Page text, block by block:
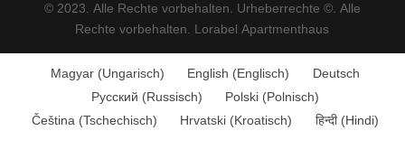
© 2023. Alle Rechte vorbehalten. Urheberrechte ©. Alle
Rechte vorbehalten. Lorabel Apartmenthaus
Magyar(Ungarisch) English (Englisch)
Deutsch
Русский (Russisch) Polski (Polnisch)
Čeština(Tschechisch) Hrvatski (Kroatisch) हिन्दी(Hindi)